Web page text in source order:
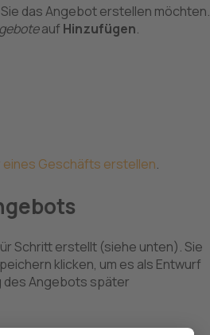
das Angebot erstellen möchten.
auf Hinzufügen.
Geschäfts erstellen.
Schritt erstellt (siehe unten). Sie
klicken, um es als Entwurf
des Angebots später